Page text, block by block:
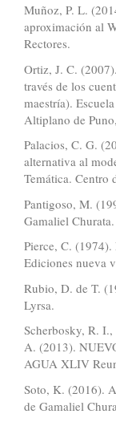
Muñoz, P. L.
aproximación al
Rectores.
Ortiz, J. C.
través de los
maestría).
Altiplano de
Palacios, C. G.
alternativa al
Temática. Centro
Pantigoso, M.
Gamaliel
Pierce, C.
Ediciones nueva
Rubio, D. de T.
Lyrsa.
Scherbosky, R.
A. (2013).
AGUA XLIV
Soto, K. (2016).
de Gamaliel